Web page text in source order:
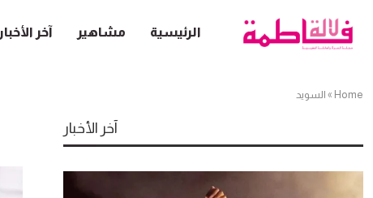
الرئيسية مشاهير آخر الأخبار
Home
» السويد
آخر الأخبار